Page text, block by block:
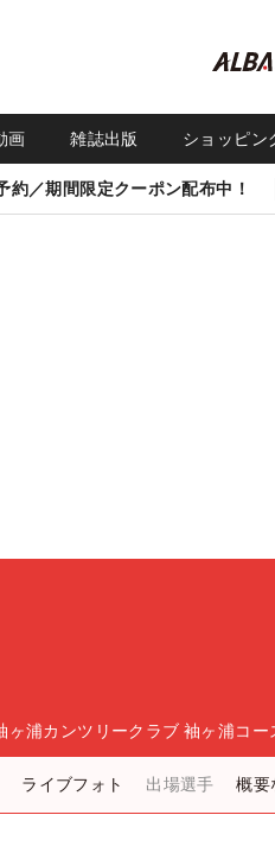
画 雑誌出版 ショッピン
約／期間限定クーポン配布中！
ヶ浦カンツリークラブ 袖ヶ浦コー
ライブフォト 出場選手 概要